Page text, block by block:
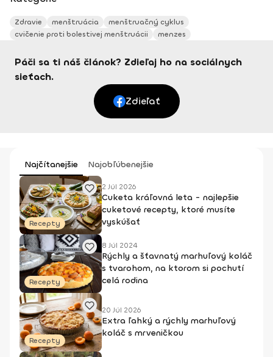
Zdravie menštruácia
menštruačný cyklus
cvičenie proti bolestivej menštruácii
menzes
Páči sa ti náš článok? Zdieľaj ho na sociálnych
sieťach.
Zdieľať
Najčítanejšie Najobľúbenejšie
Recepty
2 Júl 2026
Cuketa kráľovná leta - najlepšie
cuketové recepty, ktoré musíte
vyskúšať
Recepty
8 Júl 2024
Rýchly a šťavnatý marhuľový koláč
s tvarohom, na ktorom si pochutí
celá rodina
Recepty
20 Júl 2026
Extra ľahký a rýchly marhuľový
koláč s mrveničkou